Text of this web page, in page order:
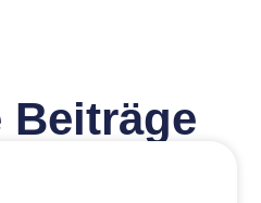
Beiträge